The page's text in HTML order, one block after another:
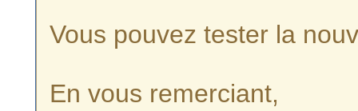
Vous pouvez tester la
En vous remerciant,